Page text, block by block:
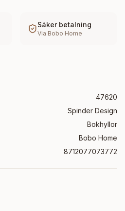
Säker betalning
Via Bobo Home
47620
Spinder Design
Bokhyllor
Bobo Home
8712077073772